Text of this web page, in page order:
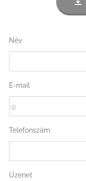
Név
E-mail
Telefonszám
Üzenet